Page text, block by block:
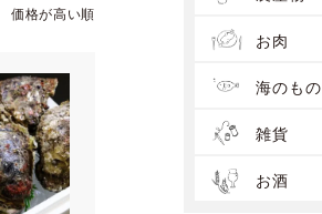
お肉
海のもの
雑貨
お酒
価格が高い順